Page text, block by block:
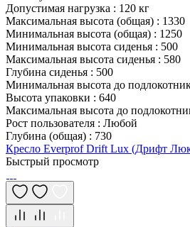
Допустимая нагрузка : 120 кг
Максимальная высота (общая) : 1330
Минимальная высота (общая) : 1250
Минимальная высота сиденья : 500
Максимальная высота сиденья : 580
Глубина сиденья : 500
Минимальная высота до
Высота упаковки : 640
Максимальная высота до
Рост пользователя : Любой
Глубина (общая) : 730
Кресло Everprof Drift Lux (Дрифт
Быстрый просмотр